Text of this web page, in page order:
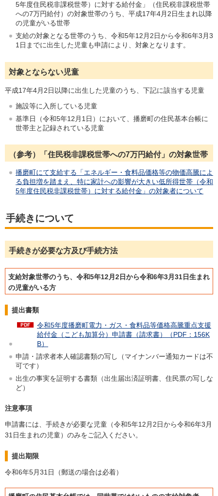
5年度住民税非課税世帯）に対する給付金」（住民税非課税世帯
への7万円給付）の対象世帯のうち、平成17年4月2日生まれ以降
の児童がいる世帯
支給の対象となる世帯のうち、令和5年12月2日から令和6年3月3
1日までに出生した児童も申請により、対象となります。
対象とならない児童
平成17年4月2日以降に出生した児童のうち、下記に該当する児童
施設等に入所している児童
基準日（令和5年12月1日）において、播磨町の住民基本台帳に
世帯主と記録されている児童
（参考）「住民税非課税世帯への7万円給付」の対象世帯
播磨町にて支給する「エネルギー・食料品価格等の物価高騰によ
る負担増を踏まえ、特に家計への影響が大きい低所得世帯（令和
5年度住民税非課税世帯）に対する給付金」の対象者について
手続きについて
手続きが必要な方及び手続方法
支給対象世帯のうち、令和5年12月2日から令和6年3月31日生まれ
の児童がいる方
提出書類
令和5年度播磨町電力・ガス・食料品等価格高騰重点支援
給付金（こども加算分）申請書（請求書）（PDF：156K
B）
申請・請求者本人確認書類の写し（マイナンバー通知カードは不
可です）
出生の事実を証明する書類（出生届出済証明書、住民票の写しな
ど）
注意事項
申請書には、手続きが必要な児童（令和5年12月2日から令和6年3月
31日生まれの児童）のみをご記入ください。
提出期限
令和6年5月31日（郵送の場合は必着）